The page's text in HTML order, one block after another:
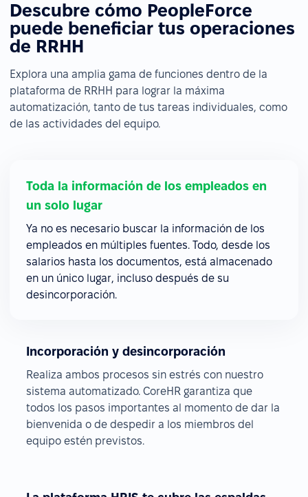
Descubre cómo PeopleForce
puede beneficiar tus operaciones
de RRHH
Explora una amplia gama de funciones dentro de la
plataforma de RRHH para lograr la máxima
automatización, tanto de tus tareas individuales, como
de las actividades del equipo.
Toda la información de los empleados en
un solo lugar
Ya no es necesario buscar la información de los
empleados en múltiples fuentes. Todo, desde los
salarios hasta los documentos, está almacenado
en un único lugar, incluso después de su
desincorporación.
Incorporación y desincorporación
Realiza ambos procesos sin estrés con nuestro
sistema automatizado. CoreHR garantiza que
todos los pasos importantes al momento de dar la
bienvenida o de despedir a los miembros del
equipo estén previstos.